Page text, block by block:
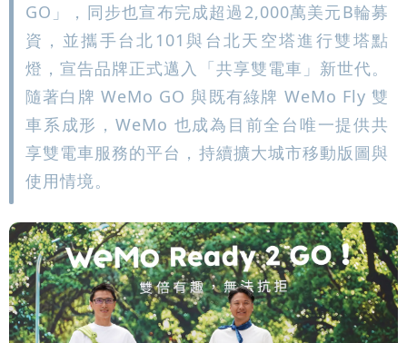
GO」，同步也宣布完成超過2,000萬美元B輪募
資，並攜手台北101與台北天空塔進行雙塔點
燈，宣告品牌正式邁入「共享雙電車」新世代。
隨著白牌 WeMo GO 與既有綠牌 WeMo Fly 雙
車系成形，WeMo 也成為目前全台唯一提供共
享雙電車服務的平台，持續擴大城市移動版圖與
使用情境。